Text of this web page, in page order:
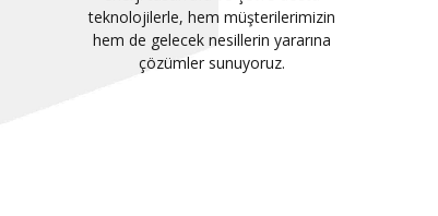
teknolojilerle, hem müşterilerimizin
hem de gelecek nesillerin yararına
çözümler sunuyoruz.